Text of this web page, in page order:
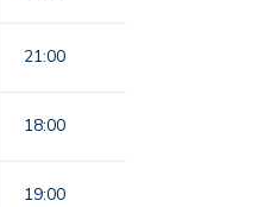
21:00
18:00
19:00